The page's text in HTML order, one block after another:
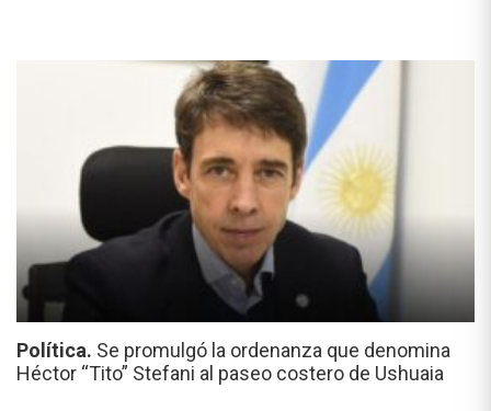
Política. Se promulgó la ordenanza que denomina
Héctor “Tito” Stefani al paseo costero de Ushuaia